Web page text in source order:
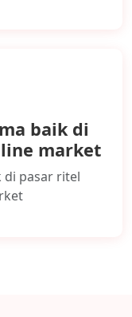
baik di
market
pasar ritel